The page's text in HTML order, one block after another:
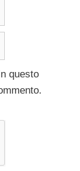
questo